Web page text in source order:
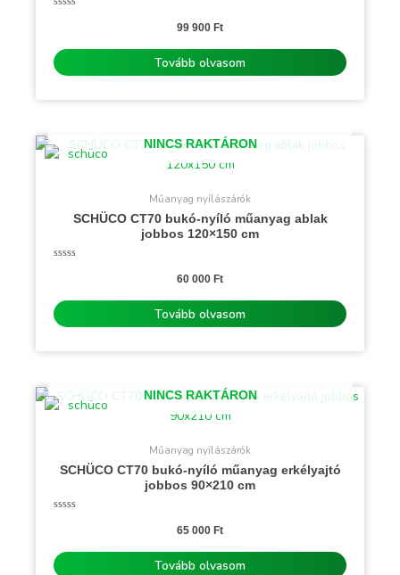
99 900 Ft
Tovább olvasom
NINCS RAKTÁRON
Műanyag nyílászárók
SCHÜCO CT70 bukó-nyíló műanyag ablak
jobbos 120×150 cm
60 000 Ft
Tovább olvasom
NINCS RAKTÁRON
Műanyag nyílászárók
SCHÜCO CT70 bukó-nyíló műanyag erkélyajtó
jobbos 90×210 cm
65 000 Ft
Tovább olvasom